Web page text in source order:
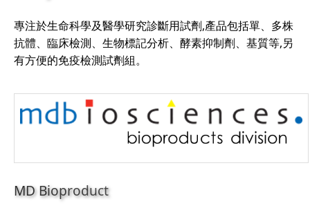
專注於生命科學及醫學研究診斷用試劑,產品包括單、多株
抗體、臨床檢測、生物標記分析、酵素抑制劑、基質等,另
有方便的免疫檢測試劑組。
MD Bioproduct